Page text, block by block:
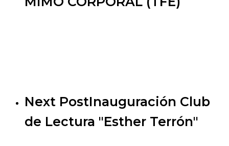
Next PostInauguración Club
de Lectura "Esther Terrón"